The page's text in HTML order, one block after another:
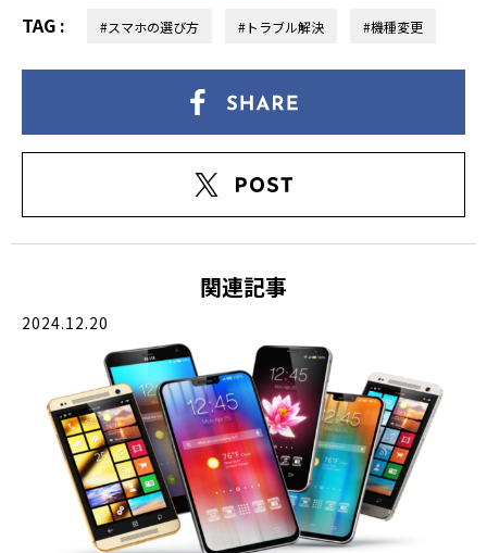
TAG : #スマホの選び方 #トラブル解決 #機種変更
関連記事
2024.12.20